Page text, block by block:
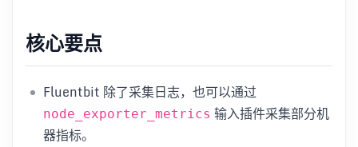
核心要点
Fluentbit 除了采集日志，也可以通过
node_exporter_metrics 输入插件采集部分机
器指标。